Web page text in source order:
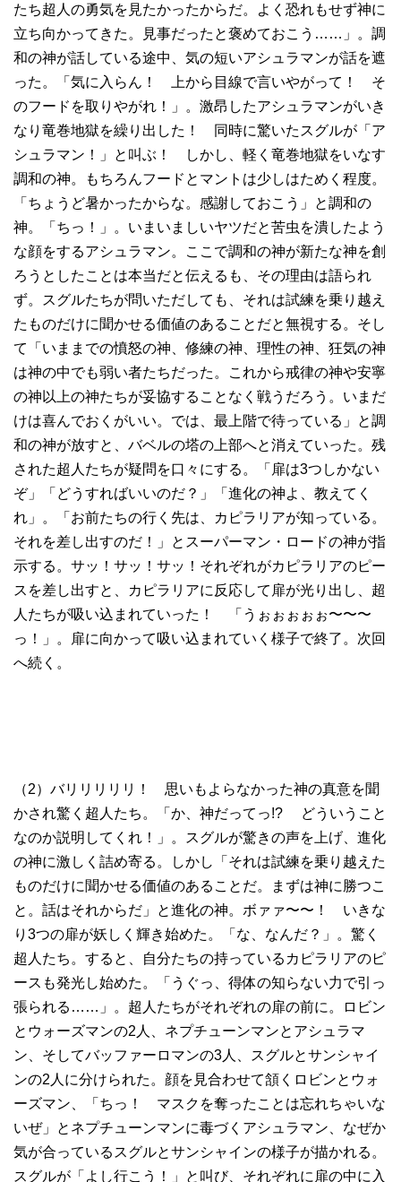
たち超人の勇気を見たかったからだ。よく恐れもせず神に
立ち向かってきた。見事だったと褒めておこう……」。調
和の神が話している途中、気の短いアシュラマンが話を遮
った。「気に入らん！ 上から目線で言いやがって！ そ
のフードを取りやがれ！」。激昂したアシュラマンがいき
なり竜巻地獄を繰り出した！ 同時に驚いたスグルが「ア
シュラマン！」と叫ぶ！ しかし、軽く竜巻地獄をいなす
調和の神。もちろんフードとマントは少しはためく程度。
「ちょうど暑かったからな。感謝しておこう」と調和の
神。「ちっ！」。いまいましいヤツだと苦虫を潰したよう
な顔をするアシュラマン。ここで調和の神が新たな神を創
ろうとしたことは本当だと伝えるも、その理由は語られ
ず。スグルたちが問いただしても、それは試練を乗り越え
たものだけに聞かせる価値のあることだと無視する。そし
て「いままでの憤怒の神、修練の神、理性の神、狂気の神
は神の中でも弱い者たちだった。これから戒律の神や安寧
の神以上の神たちが妥協することなく戦うだろう。いまだ
けは喜んでおくがいい。では、最上階で待っている」と調
和の神が放すと、バベルの塔の上部へと消えていった。残
された超人たちが疑問を口々にする。「扉は3つしかない
ぞ」「どうすればいいのだ？」「進化の神よ、教えてく
れ」。「お前たちの行く先は、カピラリアが知っている。
それを差し出すのだ！」とスーパーマン・ロードの神が指
示する。サッ！サッ！サッ！それぞれがカピラリアのピー
スを差し出すと、カピラリアに反応して扉が光り出し、超
人たちが吸い込まれていった！ 「うぉぉぉぉぉ〜〜〜
っ！」。扉に向かって吸い込まれていく様子で終了。次回
へ続く。
（2）バリリリリリ！ 思いもよらなかった神の真意を聞
かされ驚く超人たち。「か、神だってっ!? どういうこと
なのか説明してくれ！」。スグルが驚きの声を上げ、進化
の神に激しく詰め寄る。しかし「それは試練を乗り越えた
ものだけに聞かせる価値のあることだ。まずは神に勝つこ
と。話はそれからだ」と進化の神。ボァァ〜〜！ いきな
り3つの扉が妖しく輝き始めた。「な、なんだ？」。驚く
超人たち。すると、自分たちの持っているカピラリアのピ
ースも発光し始めた。「うぐっ、得体の知らない力で引っ
張られる……」。超人たちがそれぞれの扉の前に。ロビン
とウォーズマンの2人、ネプチューンマンとアシュラマ
ン、そしてバッファーロマンの3人、スグルとサンシャイ
ンの2人に分けられた。顔を見合わせて頷くロビンとウォ
ーズマン、「ちっ！ マスクを奪ったことは忘れちゃいな
いぜ」とネプチューンマンに毒づくアシュラマン、なぜか
気が合っているスグルとサンシャインの様子が描かれる。
スグルが「よし行こう！」と叫び、それぞれに扉の中に入